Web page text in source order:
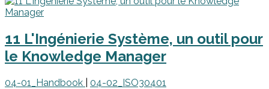
11 L'Ingénierie Système, un outil pour
le Knowledge Manager
04-01_Handbook
04-02_ISO30401